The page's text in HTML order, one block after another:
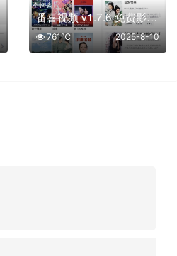
番喜视频 v1.7.6 免费影视追剧含4K源，去广告纯净版
2025-8-10
761℃